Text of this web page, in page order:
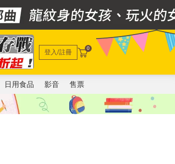
登入/註冊 0
日用食品 影音 售票